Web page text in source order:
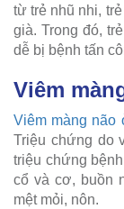
từ trẻ nhũ nhi,
già. Trong đó,
dễ bị bệnh tấn
Viêm
Viêm màng não
Triệu chứng do
triệu chứng
cổ và cơ, buồn
mệt mỏi, nôn.